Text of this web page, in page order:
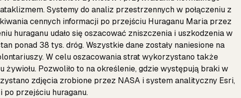
Systemy do analiz przestrzennych w połączeniu z
cennych informacji po przejściu Huraganu Maria przez
huraganu udało się oszacować zniszczenia i uszkodzenia w
ponad 38 tys. dróg. Wszystkie dane zostały naniesione na
W celu oszacowania strat wykorzystano także
Pozwoliło to na określenie, gdzie występują braki w
zdjęcia zrobione przez NASA i system analityczny Esri,
po przejściu huraganu.